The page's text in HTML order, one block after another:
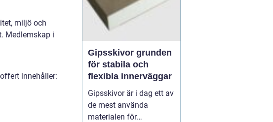
miljö och
Medlemskap i
innehåller:
Gipsskivor grunden
för stabila och
flexibla innerväggar
Gipsskivor är i dag ett av
de mest använda
materialen för